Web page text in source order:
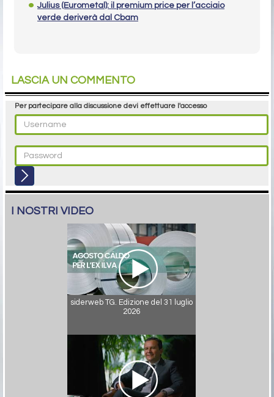
Julius (Eurometal): il premium price per l’acciaio
verde deriverà dal Cbam
LASCIA UN COMMENTO
Per partecipare alla discussione devi effettuare l'accesso
I NOSTRI VIDEO
siderweb TG. Edizione del 31 luglio
2026